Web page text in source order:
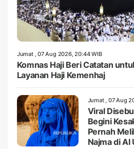
Jumat , 07 Aug 2026, 20:44 WIB
Komnas Haji Beri Catatan
Layanan Haji Kemenhaj
Jumat , 07 Aug
Viral
Begini
Pernah
Najma di Al